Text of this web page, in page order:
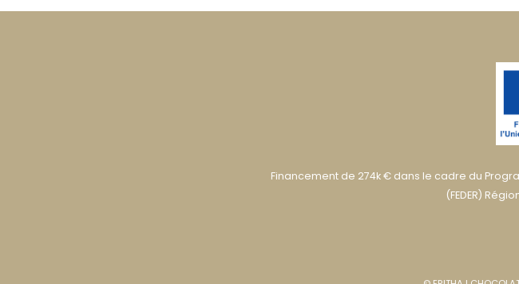
Financement de 274k € dans le cadre du
(FEDER)